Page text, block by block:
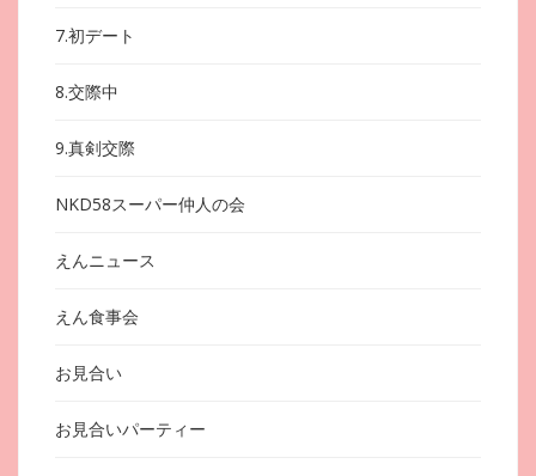
7.初デート
8.交際中
9.真剣交際
NKD58スーパー仲人の会
えんニュース
えん食事会
お見合い
お見合いパーティー